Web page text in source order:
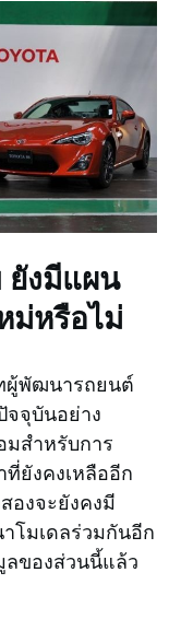
งมีแผน
ม่หรือไม่
ผู้พัฒนารถยนต์
จุบันอย่าง
มสำหรับการ
ที่ยังคงเหลืออีก
องจะยังคงมี
โมเดลร่วมกันอีก
ลของส่วนนี้แล้ว